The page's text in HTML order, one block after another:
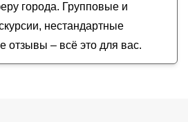
города. Групповые и
нестандартные
отзывы – всё это для вас.